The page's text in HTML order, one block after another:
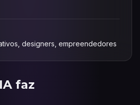
faz
designers, empreendedores